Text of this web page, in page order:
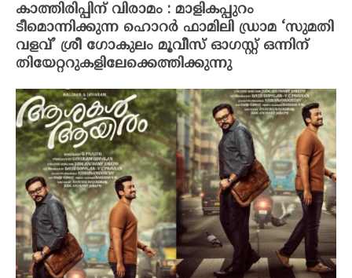
കാത്തിരിപ്പിന് വിരാമം : മാളികപ്പുറം
ടീമൊന്നിക്കുന്ന ഹൊറർ ഫാമിലി ഡ്രാമ ‘സുമതി
വളവ്’ ശ്രീ ഗോകുലം മൂവീസ് ഓഗസ്റ്റ് ഒന്നിന്
തിയേറ്ററുകളിലേക്കെത്തിക്കുന്നു